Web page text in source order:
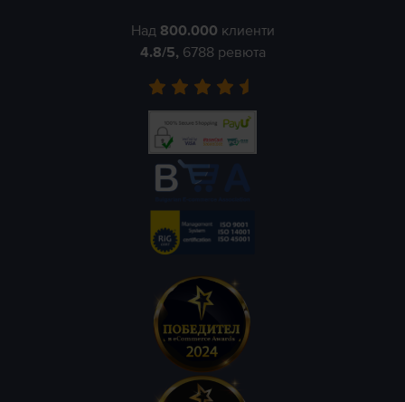
Над 800.000 клиенти
4.8/5, 6788 ревюта